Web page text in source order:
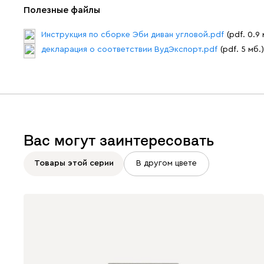
Полезные файлы
Инструкция по сборке Эби диван угловой.pdf (pdf. 0.9
декларация о соответствии ВудЭкспорт.pdf (pdf. 5 мб.)
Вас могут заинтересовать
Товары этой серии В другом цвете